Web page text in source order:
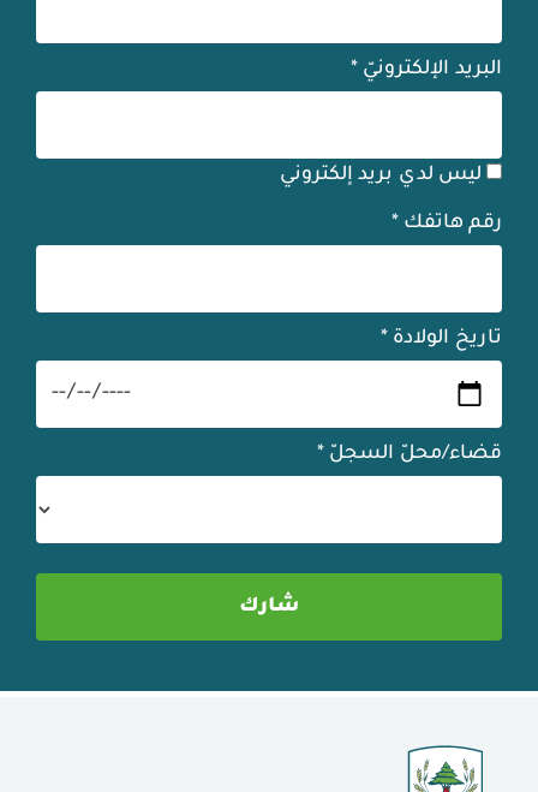
البريد الإلكترونيّ *
ليس لدي بريد إلكتروني
رقم هاتفك *
تاريخ الولادة *
قضاء/محلّ السجلّ *